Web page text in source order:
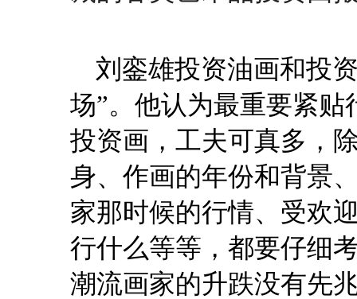
刘銮雄投资油画和投
场”。他认为最重要紧
投资画，工夫可真多，
身、作画的年份和背景
家那时候的行情、受欢
行什么等等，都要仔细
潮流画家的升跌没有先